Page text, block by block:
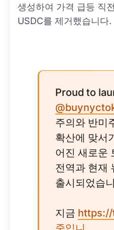
생성하여 가격 급등 직
USDC를 제거했습니다.
Proud to
주의와 반미
확산에 맞서
어진 새로운
전역과 현재
출시되었습
지금 https://